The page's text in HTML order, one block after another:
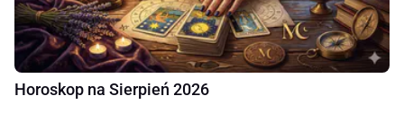
Horoskop na Sierpień 2026